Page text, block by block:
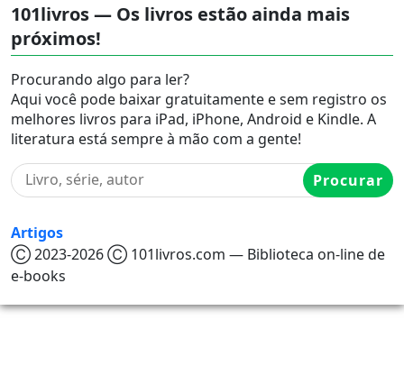
101livros — Os livros estão ainda mais
próximos!
Procurando algo para ler?
Aqui você pode baixar gratuitamente e sem registro os
melhores livros para iPad, iPhone, Android e Kindle. A
literatura está sempre à mão com a gente!
Procurar
Artigos
Ⓒ 2023-2026 Ⓒ 101livros.com — Biblioteca on-line de
e-books